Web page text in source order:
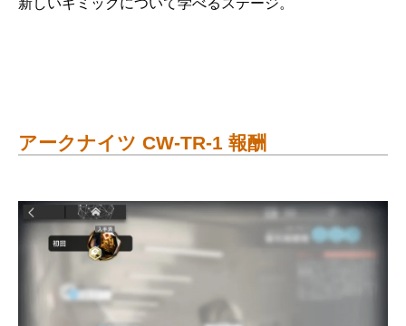
アークナイツ CW-TR-1 報酬